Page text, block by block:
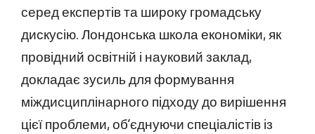
серед експертів та широку громадську
дискусію. Лондонська школа економіки, як
провідний освітній і науковий заклад,
докладає зусиль для формування
міждисциплінарного підходу до вирішення
цієї проблеми, об’єднуючи спеціалістів із